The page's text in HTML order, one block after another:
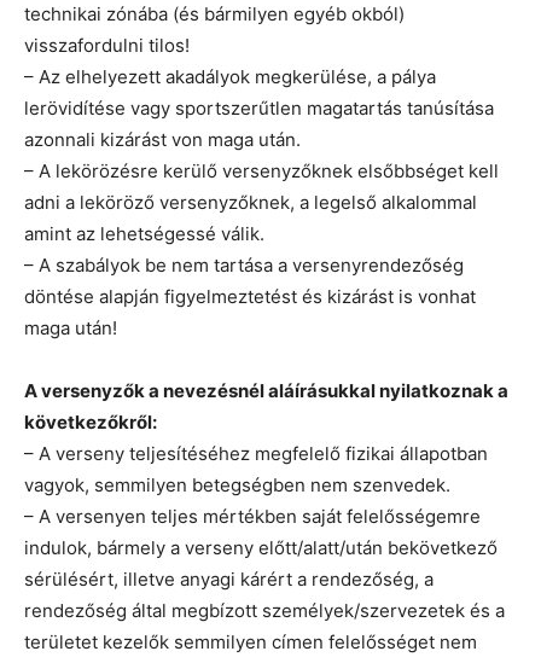
technikai zónába (és bármilyen egyéb okból)
visszafordulni tilos!
– Az elhelyezett akadályok megkerülése, a pálya
lerövidítése vagy sportszerűtlen magatartás tanúsítása
azonnali kizárást von maga után.
– A lekörözésre kerülő versenyzőknek elsőbbséget kell
adni a leköröző versenyzőknek, a legelső alkalommal
amint az lehetségessé válik.
– A szabályok be nem tartása a versenyrendezőség
döntése alapján figyelmeztetést és kizárást is vonhat
maga után!
A versenyzők a nevezésnél aláírásukkal nyilatkoznak a
következőkről:
– A verseny teljesítéséhez megfelelő fizikai állapotban
vagyok, semmilyen betegségben nem szenvedek.
– A versenyen teljes mértékben saját felelősségemre
indulok, bármely a verseny előtt/alatt/után bekövetkező
sérülésért, illetve anyagi kárért a rendezőség, a
rendezőség által megbízott személyek/szervezetek és a
területet kezelők semmilyen címen felelősséget nem